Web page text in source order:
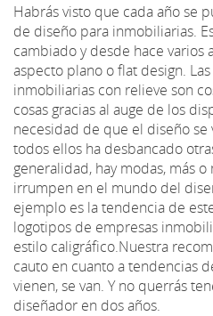
Habrás visto que cada año se
de diseño para inmobiliarias.
cambiado y desde hace varios
aspecto plano o flat design.
inmobiliarias con relieve son
cosas gracias al auge de los
necesidad de que el diseño
todos ellos ha desbancado
generalidad, hay modas, más
irrumpen en el mundo del
ejemplo es la tendencia de
logotipos de empresas
estilo caligráfico.Nuestra
cauto en cuanto a tendencias
vienen, se van. Y no querrás
diseñador en dos años.